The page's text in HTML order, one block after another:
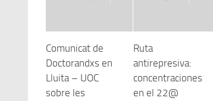
Comunicat de
Doctorandxs en
Lluita – UOC
sobre les
Ruta
antirepresiva:
concentraciones
en el 22@